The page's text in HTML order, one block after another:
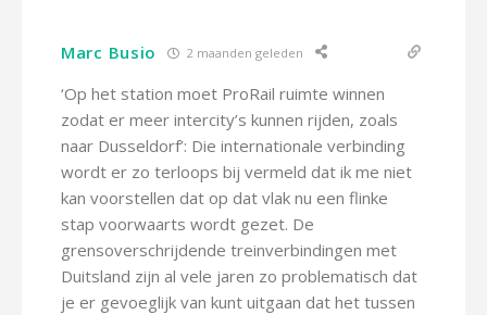
Marc Busio 2 maanden geleden
‘Op het station moet ProRail ruimte winnen
zodat er meer intercity’s kunnen rijden, zoals
naar Dusseldorf’: Die internationale verbinding
wordt er zo terloops bij vermeld dat ik me niet
kan voorstellen dat op dat vlak nu een flinke
stap voorwaarts wordt gezet. De
grensoverschrijdende treinverbindingen met
Duitsland zijn al vele jaren zo problematisch dat
je er gevoeglijk van kunt uitgaan dat het tussen